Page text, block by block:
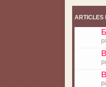
ARTICLES